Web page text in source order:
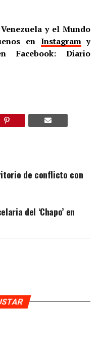
y el Mundo
en Instagramy
Facebook: Diario
de conflicto con
del ‘Chapo’ en